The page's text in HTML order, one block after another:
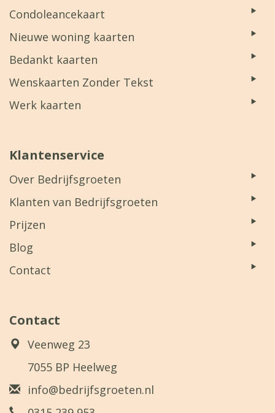
Condoleancekaart
Nieuwe woning kaarten
Bedankt kaarten
Wenskaarten Zonder Tekst
Werk kaarten
Klantenservice
Over Bedrijfsgroeten
Klanten van Bedrijfsgroeten
Prijzen
Blog
Contact
Contact
Veenweg 23
7055 BP Heelweg
info@bedrijfsgroeten.nl